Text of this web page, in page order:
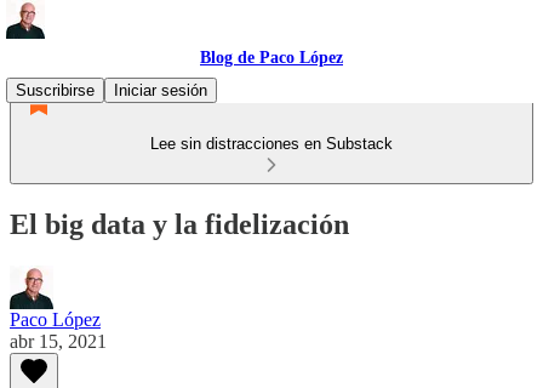
Blog de Paco López
Suscribirse
Iniciar sesión
Lee sin distracciones en Substack
El big data y la fidelización
Paco López
abr 15, 2021